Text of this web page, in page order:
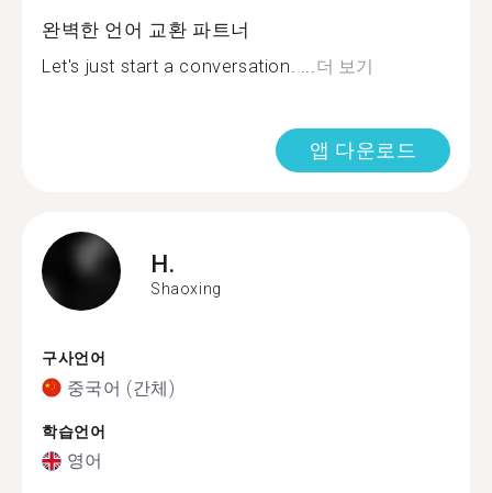
완벽한 언어 교환 파트너
Let's just start a conversation. ...더 보기
앱 다운로드
H.
Shaoxing
구사언어
중국어 (간체)
학습언어
영어